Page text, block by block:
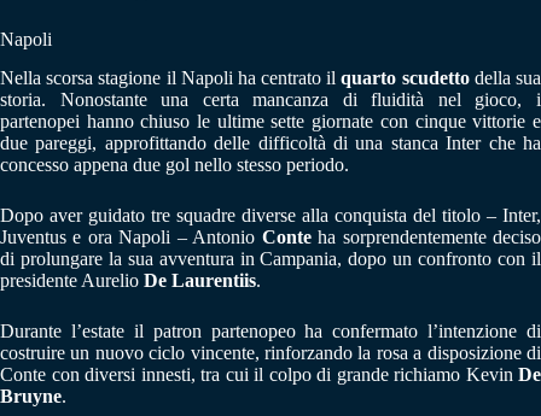
Napoli
Nella scorsa stagione il Napoli ha centrato ilquarto scudettodella sua
storia. Nonostante una certa mancanza di fluidità nel gioco, i
partenopei hanno chiuso le ultime sette giornate con cinque vittorie e
due pareggi, approfittando delle difficoltà di una stanca Inter che ha
concesso appena due gol nello stesso periodo.
Dopo aver guidato tre squadre diverse alla conquista del titolo – Inter,
Juventus e ora Napoli – Antonio Conteha sorprendentemente deciso
di prolungare la sua avventura in Campania, dopo un confronto con il
presidente Aurelio De Laurentiis.
Durante l’estate il patron partenopeo ha confermato l’intenzione di
costruire un nuovo ciclo vincente, rinforzando la rosa a disposizione di
Conte con diversi innesti, tra cui il colpo di grande richiamo Kevin De
Bruyne.